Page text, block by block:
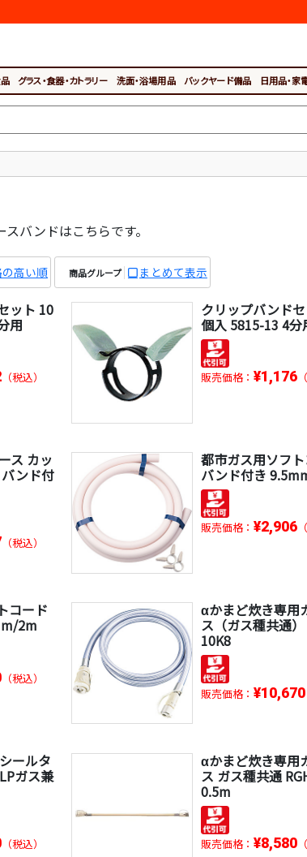
グラス・食器・カトラリー 洗面・浴場用品 バックヤード備品 日用品・家
バンドはこちらです。
高い順 商品グループ まとめて表示
ット 10
用
（税込）
クリップバンド
個入 5815-13 4分
販売価格：¥1,176
ス カッ
ンド付
（税込）
都市ガス用ソフ
バンド付き
販売価格：¥2,906
コード
2m
（税込）
αかまど炊き専用
ス（ガス種共通
10K8
販売価格：¥10,670
ールタ
ガス兼
（税込）
αかまど炊き専用
ス ガス種共通
0.5m
販売価格：¥8,580